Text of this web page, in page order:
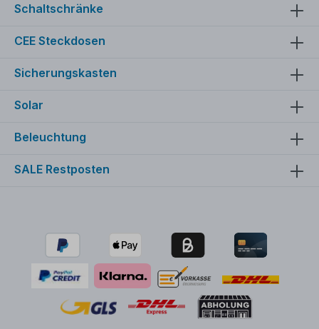
Schaltschränke
CEE Steckdosen
Sicherungskasten
Solar
Beleuchtung
SALE Restposten